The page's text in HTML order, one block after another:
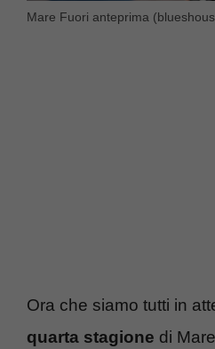
Mare Fuori anteprima
Ora che siamo tutti in
quarta stagione di